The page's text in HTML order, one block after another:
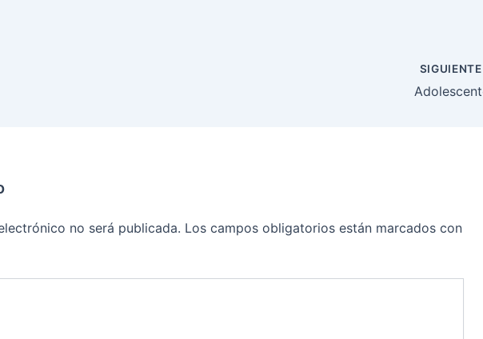
no será publicada. Los campos obligatorios están marcados con